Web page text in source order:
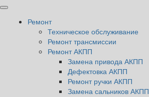
Ремонт
Техническое обслуживание
Ремонт трансмиссии
Ремонт АКПП
Замена привода АКПП
Дефектовка АКПП
Ремонт ручки АКПП
Замена сальников АКПП